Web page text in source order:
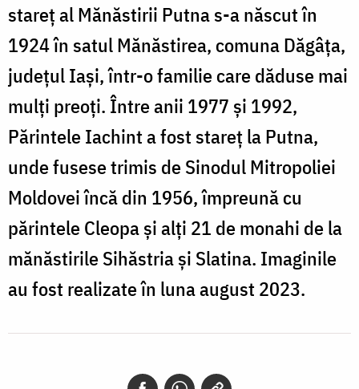
stareț al Mănăstirii Putna s-a născut în
1924 în satul Mănăstirea, comuna Dăgâța,
județul Iași, într-o familie care dăduse mai
mulți preoți. Între anii 1977 și 1992,
Părintele Iachint a fost stareț la Putna,
unde fusese trimis de Sinodul Mitropoliei
Moldovei încă din 1956, împreună cu
părintele Cleopa și alți 21 de monahi de la
mănăstirile Sihăstria și Slatina. Imaginile
au fost realizate în luna august 2023.